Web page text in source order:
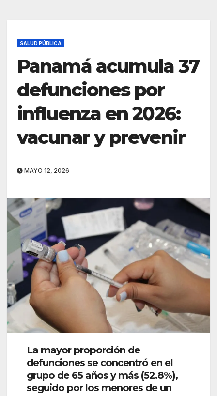
SALUD PÚBLICA
Panamá acumula 37
defunciones por
influenza en 2026:
vacunar y prevenir
MAYO 12, 2026
La mayor proporción de
defunciones se concentró en el
grupo de 65 años y más (52.8%),
seguido por los menores de un